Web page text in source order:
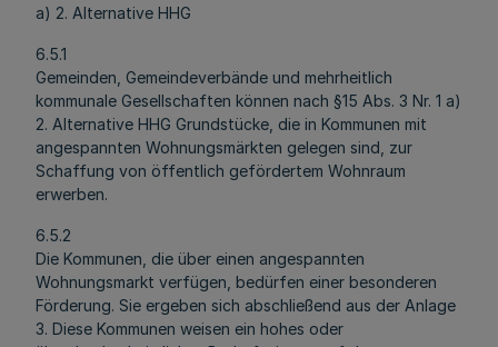
a) 2. Alternative HHG
6.5.1
Gemeinden, Gemeindeverbände und mehrheitlich
kommunale Gesellschaften können nach §15 Abs. 3 Nr. 1 a)
2. Alternative HHG Grundstücke, die in Kommunen mit
angespannten Wohnungsmärkten gelegen sind, zur
Schaffung von öffentlich gefördertem Wohnraum
erwerben.
6.5.2
Die Kommunen, die über einen angespannten
Wohnungsmarkt verfügen, bedürfen einer besonderen
Förderung. Sie ergeben sich abschließend aus der Anlage
3. Diese Kommunen weisen ein hohes oder